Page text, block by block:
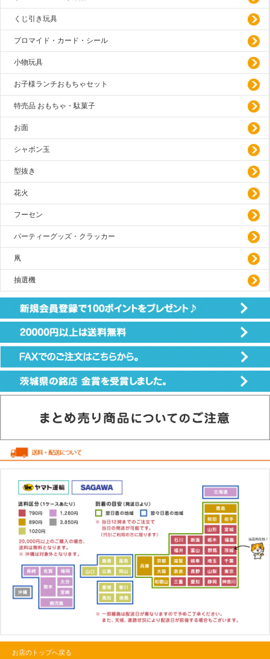
くじ引き玩具
プロマイド・カード・シール
小物玩具
お子様ランチおもちゃセット
特売品 おもちゃ・駄菓子
お面
シャボン玉
型抜き
花火
フーセン
パーティーグッズ・クラッカー
凧
抽選機
お店のトップへ戻る